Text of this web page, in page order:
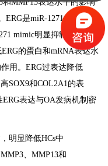
和MMP13表达水平的影响
是miR-1271的一个预
mimic明显抑制转染WT
的蛋白和mRNA表达水
用。ERG过表达降低
SOX9和COL2A1的表
表达与OA发病机制密
明显降低HCs中
、MMP13和